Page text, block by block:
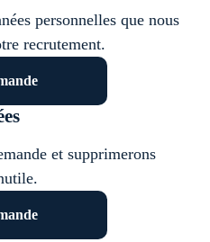
personnelles que nous
recrutement.
et supprimerons